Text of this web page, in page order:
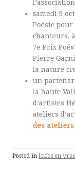
samedi 9
Poésie
chanteurs,
7e Prix
Pierre
la nature
un
la haute
d’artistes
ateliers
des ateliers
Posted in Infos en vrac